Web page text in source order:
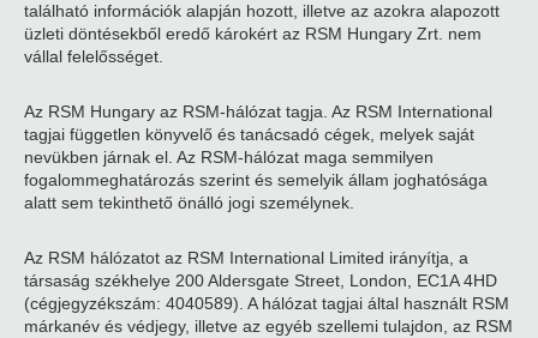
található információk alapján hozott, illetve az azokra alapozott
üzleti döntésekből eredő károkért az RSM Hungary Zrt. nem
vállal felelősséget.
Az RSM Hungary az RSM-hálózat tagja. Az RSM International
tagjai független könyvelő és tanácsadó cégek, melyek saját
nevükben járnak el. Az RSM-hálózat maga semmilyen
fogalommeghatározás szerint és semelyik állam joghatósága
alatt sem tekinthető önálló jogi személynek.
Az RSM hálózatot az RSM International Limited irányítja, a
társaság székhelye 200 Aldersgate Street, London, EC1A 4HD
(cégjegyzékszám: 4040589). A hálózat tagjai által használt RSM
márkanév és védjegy, illetve az egyéb szellemi tulajdon, az RSM